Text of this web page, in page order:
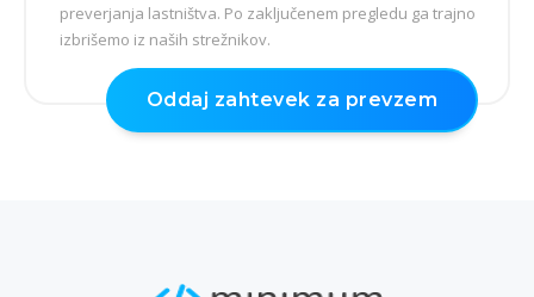
preverjanja lastništva. Po zaključenem pregledu ga trajno
izbrišemo iz naših strežnikov.